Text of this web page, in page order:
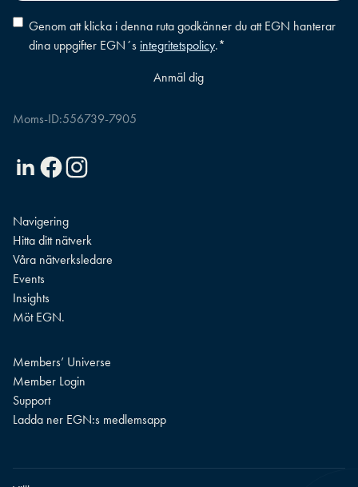
Consent*
Genom att klicka i denna ruta godkänner du att EGN hanterar
dina uppgifter EGN´s integritetspolicy.*
Moms-ID:556739-7905
LinkedinFacebookInstagram
Navigering
Hitta ditt nätverk
Våra nätverksledare
Events
Insights
Möt EGN.
Members’ Universe
Member Login
Support
Ladda ner EGN:s medlemsapp